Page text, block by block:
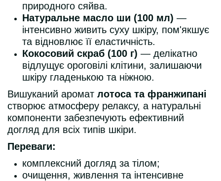
природного сяйва.
Натуральне масло ши (100 мл) —
інтенсивно живить суху шкіру, пом'якшує
та відновлює її еластичність.
Кокосовий скраб (100 г) — делікатно
відлущує ороговілі клітини, залишаючи
шкіру гладенькою та ніжною.
Вишуканий аромат лотоса та франжипані
створює атмосферу релаксу, а натуральні
компоненти забезпечують ефективний
догляд для всіх типів шкіри.
Переваги:
комплексний догляд за тілом;
очищення, живлення та інтенсивне